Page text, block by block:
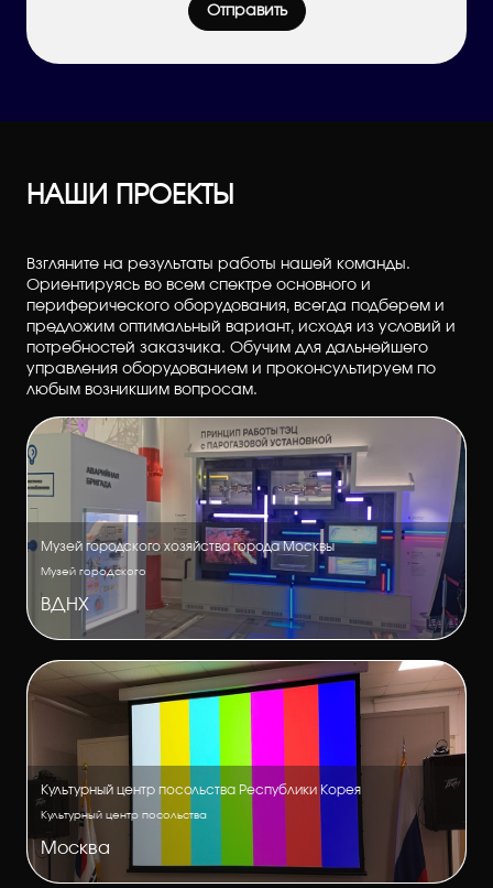
Отправить
НАШИ ПРОЕКТЫ
Взгляните на результаты работы нашей команды.
Ориентируясь во всем спектре основного и
периферического оборудования, всегда подберем и
предложим оптимальный вариант, исходя из условий и
потребностей заказчика. Обучим для дальнейшего
управления оборудованием и проконсультируем по
любым возникшим вопросам.
Музей городского хозяйства города Москвы
Музей городского
ВДНХ
Культурный центр посольства Республики Корея
Культурный центр посольства
Москва